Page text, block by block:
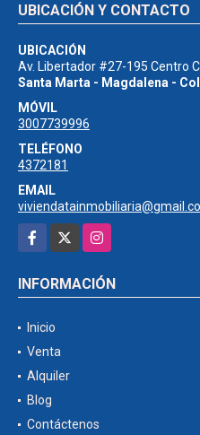
UBICACIÓN Y CONTACTO
UBICACIÓN
Av. Libertador #27-195 Centro
Santa Marta - Magdalena -
MÓVIL
3007739996
TELÉFONO
4372181
EMAIL
Facebook
Instagram
INFORMACIÓN
Inicio
Venta
Alquiler
Blog
Contáctenos